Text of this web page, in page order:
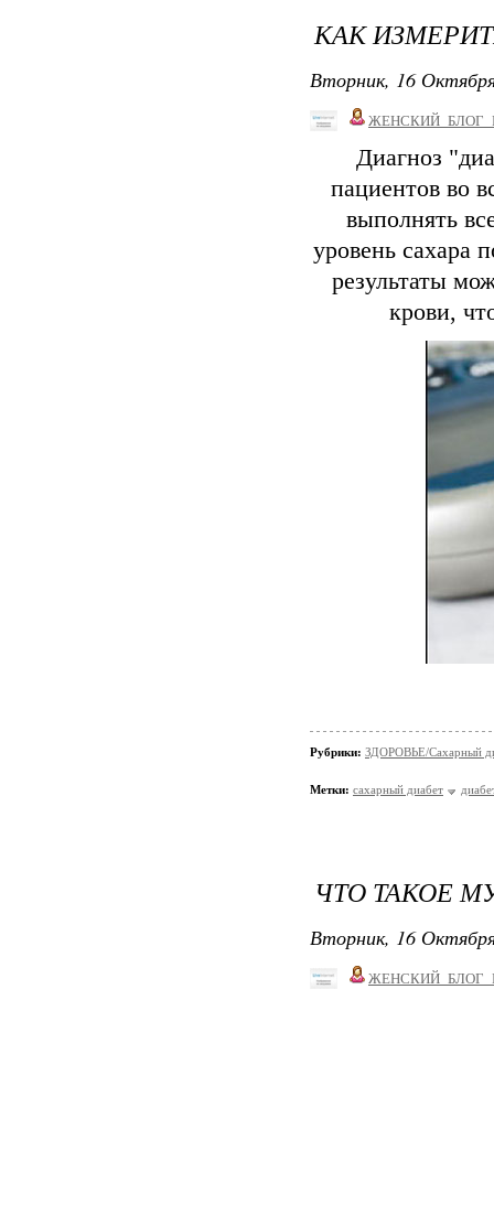
КАК
Вторник, 16
Диагноз
пациентов во
выполнять
уровень сахара
результаты
крови,
Рубрики: ЗДОРОВЬЕ/Сахарный
Метки: сахарный диабет
ЧТО ТАКОЕ
Вторник, 16